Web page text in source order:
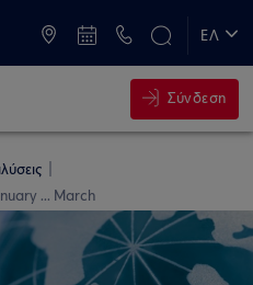
ΕΛ
Σύνδεση
... March